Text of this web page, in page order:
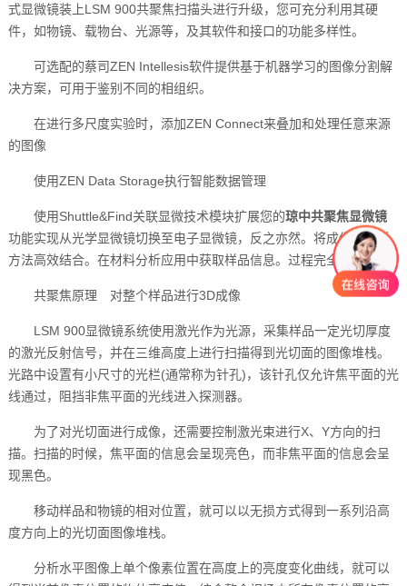
式显微镜装上LSM 900共聚焦扫描头进行升级，您可充分利用其硬
件，如物镜、载物台、光源等，及其软件和接口的功能多样性。
可选配的蔡司ZEN Intellesis软件提供基于机器学习的图像分割解
决方案，可用于鉴别不同的相组织。
在进行多尺度实验时，添加ZEN Connect来叠加和处理任意来源
的图像
使用ZEN Data Storage执行智能数据管理
使用Shuttle&Find关联显微技术模块扩展您的琼中共聚焦显微镜
功能实现从光学显微镜切换至电子显微镜，反之亦然。将成像和分析
方法高效结合。在材料分析应用中获取样品信息。过程完全可重复。
共聚焦原理 对整个样品进行3D成像
LSM 900显微镜系统使用激光作为光源，采集样品一定光切厚度
的激光反射信号，并在三维高度上进行扫描得到光切面的图像堆栈。
光路中设置有小尺寸的光栏(通常称为针孔)，该针孔仅允许焦平面的光
线通过，阻挡非焦平面的光线进入探测器。
为了对光切面进行成像，还需要控制激光束进行X、Y方向的扫
描。扫描的时候，焦平面的信息会呈现亮色，而非焦平面的信息会呈
现黑色。
移动样品和物镜的相对位置，就可以以无损方式得到一系列沿高
度方向上的光切面图像堆栈。
分析水平图像上单个像素位置在高度上的亮度变化曲线，就可以